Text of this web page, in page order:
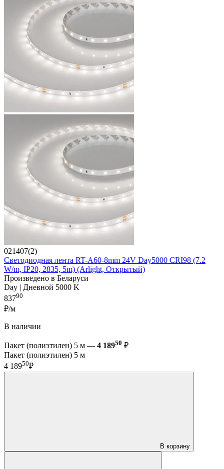
021407(2)
Светодиодная лента RT-A60-8mm 24V Day5000 CRI98 (7.2
W/m, IP20, 2835, 5m) (Arlight, Открытый)
Произведено в Беларуси
Day | Дневной 5000 K
83790
₽/м
В наличии
Пакет (полиэтилен) 5 м — 4 18950 ₽
Пакет (полиэтилен) 5 м
4 18950₽
В корзину